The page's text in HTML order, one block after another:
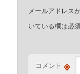
メールアドレス
いている欄は必
コメント ※